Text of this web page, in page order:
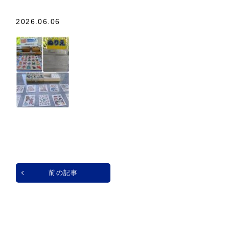
2026.06.06
前の記事